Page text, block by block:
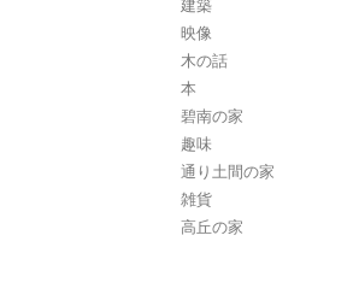
建築
映像
木の話
本
碧南の家
趣味
通り土間の家
雑貨
高丘の家